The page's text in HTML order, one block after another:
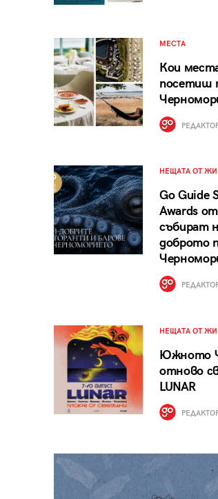
МЕСТА
Кои
посетиш
НЕЩАТА ОТ
Go Guide
Awards
събират
доброто
НЕЩАТА ОТ
Южното
отново
LUNAR